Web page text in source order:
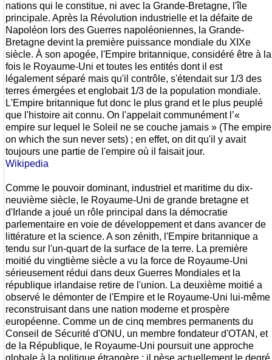
nations qui le constitue, ni avec la Grande-Bretagne, l'île
principale. Après la Révolution industrielle et la défaite de
Napoléon lors des Guerres napoléoniennes, la Grande-
Bretagne devint la première puissance mondiale du XIXe
siècle. À son apogée, l'Empire britannique, considéré être à la
fois le Royaume-Uni et toutes les entités dont il est
légalement séparé mais qu'il contrôle, s'étendait sur 1/3 des
terres émergées et englobait 1/3 de la population mondiale.
L'Empire britannique fut donc le plus grand et le plus peuplé
que l'histoire ait connu. On l'appelait communément l’«
empire sur lequel le Soleil ne se couche jamais » (The empire
on which the sun never sets) ; en effet, on dit qu'il y avait
toujours une partie de l'empire où il faisait jour.
Wikipedia
Comme le pouvoir dominant, industriel et maritime du dix-
neuvième siècle, le Royaume-Uni de grande bretagne et
d'Irlande a joué un rôle principal dans la démocratie
parlementaire en voie de développement et dans avancer de
littérature et la science. A son zénith, l'Empire britannique a
tendu sur l'un-quart de la surface de la terre. La première
moitié du vingtième siècle a vu la force de Royaume-Uni
sérieusement rédui dans deux Guerres Mondiales et la
république irlandaise retire de l'union. La deuxième moitié a
observé le démonter de l'Empire et le Royaume-Uni lui-même
reconstruisant dans une nation moderne et prospère
européenne. Comme un de cinq membres permanents du
Conseil de Sécurité d'ONU, un membre fondateur d'OTAN, et
de la République, le Royaume-Uni poursuit une approche
globale à la politique étrangère ; il pèse actuellement le degré